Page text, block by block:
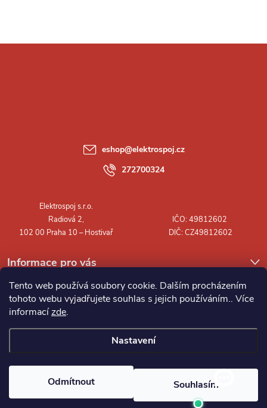
Tento web používá soubory cookie. Dalším procházením
tohoto webu vyjadřujete souhlas s jejich používáním.. Více
informacízde.
Nastavení
Odmítnout Souhlasím
Informace pro vás
eshop@elektrospoj.cz
272700324
Elektrospoj s.r.o.. Všechna práva vyhrazena.